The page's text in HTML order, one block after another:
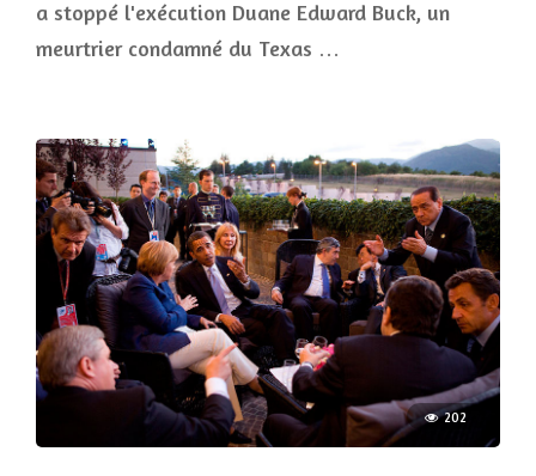
a stoppé l'exécution Duane Edward Buck, un
meurtrier condamné du Texas …
202